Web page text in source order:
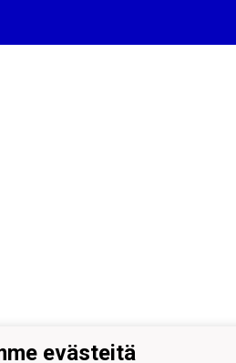
evästeitä